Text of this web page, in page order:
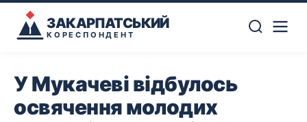
ЗАКАРПАТСЬКИЙ
КОРЕСПОНДЕНТ
У Мукачеві відбулось
освячення молодих